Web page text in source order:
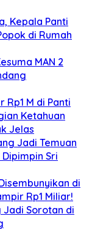
Kepala Panti
di Rumah
MAN 2
M di Panti
Ketahuan
Jelas
Jadi Temuan
Sri
di
Rp1 Miliar!
Jadi Sorotan di